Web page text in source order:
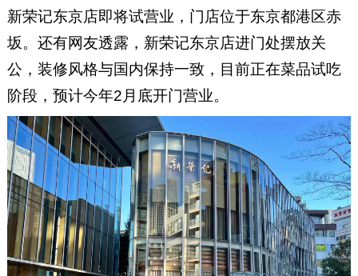
新荣记东京店即将试营业，门店位于东京都港区赤
坂。还有网友透露，新荣记东京店进门处摆放关
公，装修风格与国内保持一致，目前正在菜品试吃
阶段，预计今年2月底开门营业。